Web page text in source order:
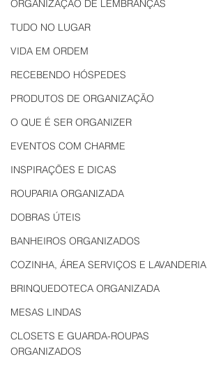
ORGANIZAÇÃO DE LEMBRANÇAS
TUDO NO LUGAR
VIDA EM ORDEM
RECEBENDO HÓSPEDES
PRODUTOS DE ORGANIZAÇÃO
O QUE É SER ORGANIZER
EVENTOS COM CHARME
INSPIRAÇÕES E DICAS
ROUPARIA ORGANIZADA
DOBRAS ÚTEIS
BANHEIROS ORGANIZADOS
COZINHA, ÁREA SERVIÇOS E LAVANDERIA
BRINQUEDOTECA ORGANIZADA
MESAS LINDAS
CLOSETS E GUARDA-ROUPAS
ORGANIZADOS